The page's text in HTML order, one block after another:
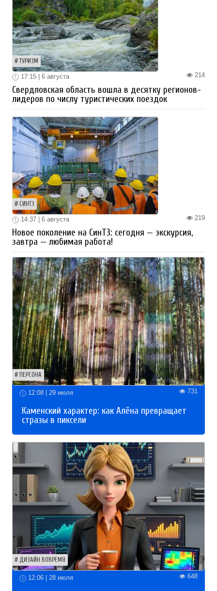
ТУРИЗМ
214
17:15 | 6 августа
Свердловская область вошла в десятку регионов-
лидеров по числу туристических поездок
СИНТЗ
219
14:37 | 6 августа
Новое поколение на СинТЗ: сегодня — экскурсия,
завтра — любимая работа!
ПЕРСОНА
12:08 | 29 июля 731
Каменский характер: как Алёна превращает
стразы в пиксели
ДИЗАЙН ВОВРЕМЯ
12:06 | 28 июля 648